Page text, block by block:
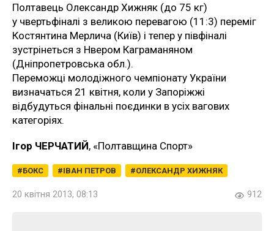
Полтавець Олександр Хижняк (до 75 кг)
у чвертьфіналі з великою перевагою (11:3) переміг
Костянтина Мерлича (Київ) і тепер у півфіналі
зустрінеться з Нвером Каграманяном
(Дніпропетровська обл.).
Переможці молодіжного чемпіонату України
визначаться 21 квітня, коли у Запоріжжі
відбудуться фінальні поєдинки в усіх вагових
категоріях.
Ігор ЧЕРЧАТИЙ, «Полтавщина Спорт»
БОКС ІВАН ПЕТРОВ ОЛЕКСАНДР ХИЖНЯК
20 квітня 2013, 08:13 912